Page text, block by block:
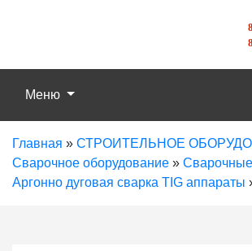
Меню
Главная » СТРОИТЕЛЬНОЕ
Сварочное оборудование »
Аргонно дуговая сварка TIG аппараты